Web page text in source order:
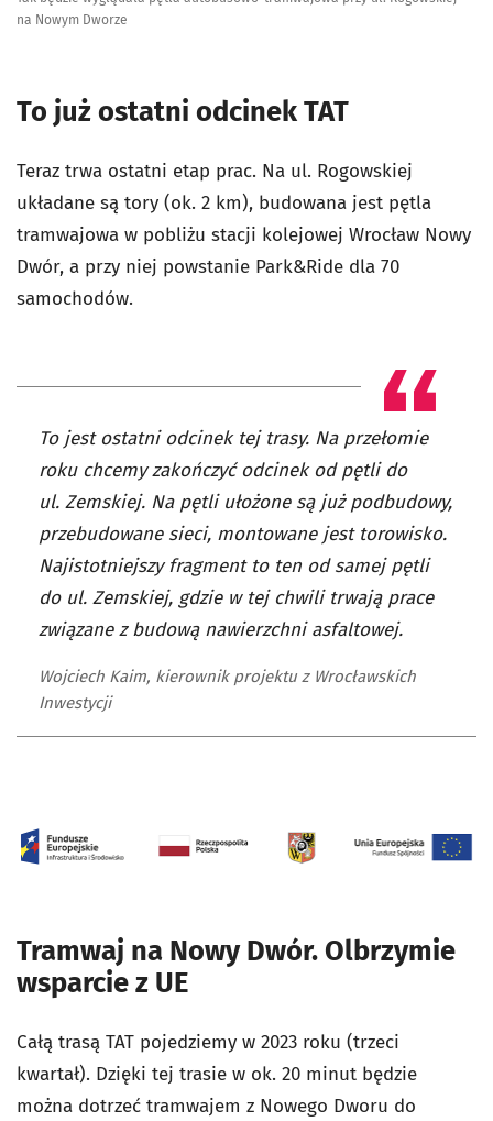
na Nowym Dworze
To już ostatni odcinek TAT
Teraz trwa ostatni etap prac. Na ul. Rogowskiej
układane są tory (ok. 2 km), budowana jest pętla
tramwajowa w pobliżu stacji kolejowej Wrocław Nowy
Dwór, a przy niej powstanie Park&Ride dla 70
samochodów.
To jest ostatni odcinek tej trasy. Na przełomie
roku chcemy zakończyć odcinek od pętli do
ul. Zemskiej. Na pętli ułożone są już podbudowy,
przebudowane sieci, montowane jest torowisko.
Najistotniejszy fragment to ten od samej pętli
do ul. Zemskiej, gdzie w tej chwili trwają prace
związane z budową nawierzchni asfaltowej.
Wojciech Kaim, kierownik projektu z Wrocławskich
Inwestycji
Tramwaj na Nowy Dwór. Olbrzymie
wsparcie z UE
Całą trasą TAT pojedziemy w 2023 roku (trzeci
kwartał). Dzięki tej trasie w ok. 20 minut będzie
można dotrzeć tramwajem z Nowego Dworu do